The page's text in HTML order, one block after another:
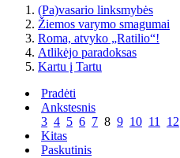
(Pa)vasario linksmybės
Žiemos varymo smagumai
Roma, atvyko „Ratilio“!
Atlikėjo paradoksas
Kartu į Tartu
Pradėti
Ankstesnis
3 4 5 6 7 8 9 10 11 12
Kitas
Paskutinis